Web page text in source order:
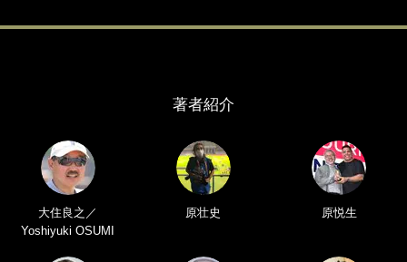
著者紹介
大住良之／
Yoshiyuki OSUMI
原壮史 原悦生